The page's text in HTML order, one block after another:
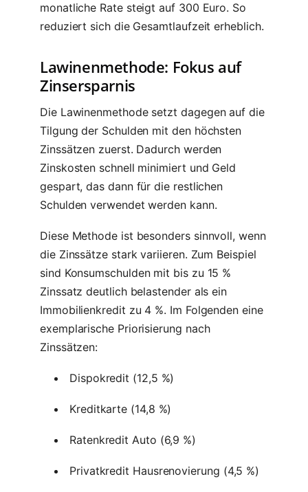
monatliche Rate steigt auf 300 Euro. So
reduziert sich die Gesamtlaufzeit erheblich.
Lawinenmethode: Fokus auf
Zinsersparnis
Die Lawinenmethode setzt dagegen auf die
Tilgung der Schulden mit den höchsten
Zinssätzen zuerst. Dadurch werden
Zinskosten schnell minimiert und Geld
gespart, das dann für die restlichen
Schulden verwendet werden kann.
Diese Methode ist besonders sinnvoll, wenn
die Zinssätze stark variieren. Zum Beispiel
sind Konsumschulden mit bis zu 15 %
Zinssatz deutlich belastender als ein
Immobilienkredit zu 4 %. Im Folgenden eine
exemplarische Priorisierung nach
Zinssätzen:
Dispokredit (12,5 %)
Kreditkarte (14,8 %)
Ratenkredit Auto (6,9 %)
Privatkredit Hausrenovierung (4,5 %)